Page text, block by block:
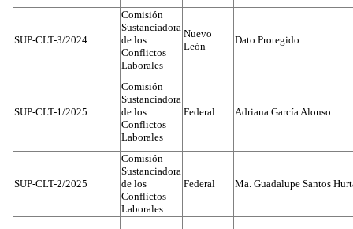
SUP-CLT-3/2024
Comisión
Sustanciadora
de los
Conflictos
Laborales
Nuevo
León
Dato Protegido
SUP-CLT-1/2025
Comisión
Sustanciadora
de los
Conflictos
Laborales
Federal Adriana García Alonso
SUP-CLT-2/2025
Comisión
Sustanciadora
de los
Conflictos
Laborales
Federal Ma. Guadalupe Santos